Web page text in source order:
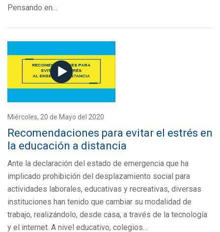
Pensando en…
Miércoles, 20 de Mayo del 2020
Recomendaciones para evitar el estrés en
la educación a distancia
Ante la declaración del estado de emergencia que ha
implicado prohibición del desplazamiento social para
actividades laborales, educativas y recreativas, diversas
instituciones han tenido que cambiar su modalidad de
trabajo, realizándolo, desde casa, a través de la tecnología
y el internet. A nivel educativo, colegios…